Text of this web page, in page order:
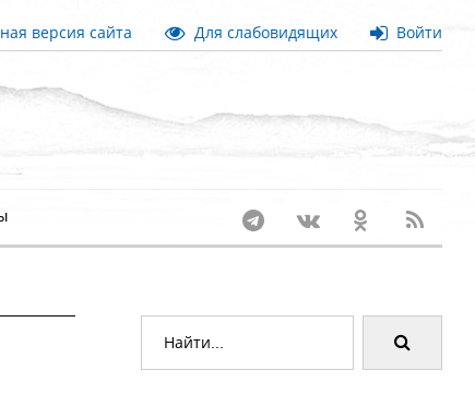
версия сайта Для слабовидящих Войти